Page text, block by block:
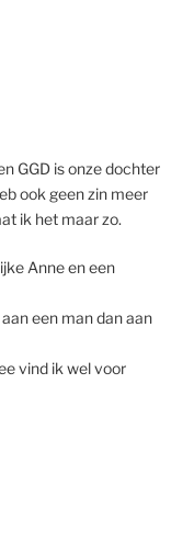
GGD is onze dochter
ook geen zin meer
ik het maar zo.
Anne en een
een man dan aan
vind ik wel voor